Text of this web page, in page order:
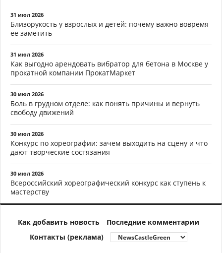
31 июл 2026
Близорукость у взрослых и детей: почему важно вовремя
ее заметить
31 июл 2026
Как выгодно арендовать вибратор для бетона в Москве у
прокатной компании ПрокатМаркет
30 июл 2026
Боль в грудном отделе: как понять причины и вернуть
свободу движений
30 июл 2026
Конкурс по хореографии: зачем выходить на сцену и что
дают творческие состязания
30 июл 2026
Всероссийский хореографический конкурс как ступень к
мастерству
Как добавить новость
Последние комментарии
Контакты (реклама)